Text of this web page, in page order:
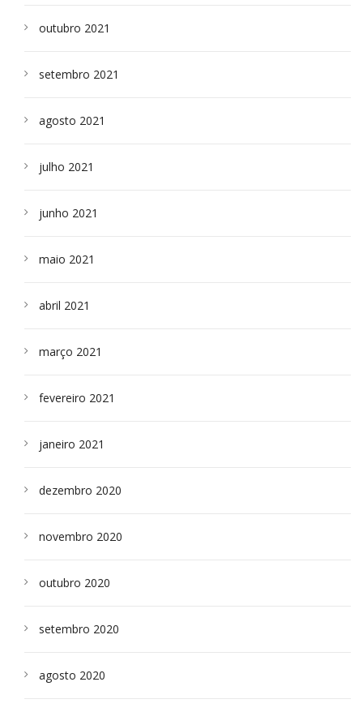
outubro 2021
setembro 2021
agosto 2021
julho 2021
junho 2021
maio 2021
abril 2021
março 2021
fevereiro 2021
janeiro 2021
dezembro 2020
novembro 2020
outubro 2020
setembro 2020
agosto 2020